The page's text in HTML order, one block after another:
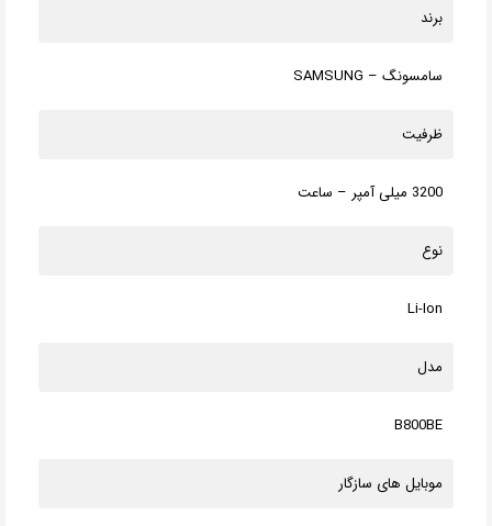
برند
سامسونگ – SAMSUNG
ظرفیت
3200 میلی آمپر – ساعت
نوع
Li-Ion
مدل
B800BE
موبایل های سازگار